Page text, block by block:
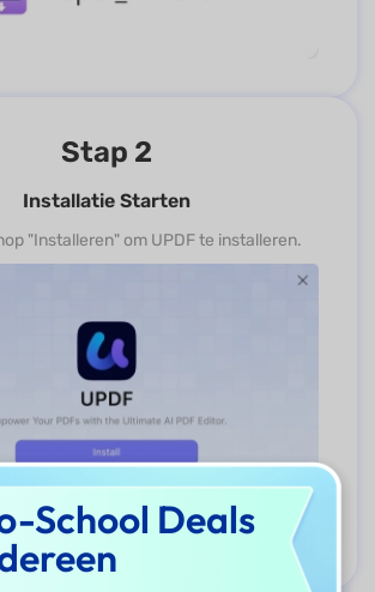
Stap 2
Installatie Starten
"Installeren" om UPDF te installeren.
School Deals